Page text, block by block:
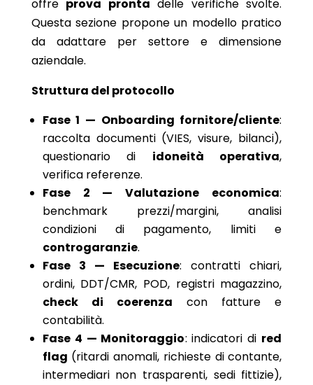
offre prova pronta delle verifiche svolte.
Questa sezione propone un modello pratico
da adattare per settore e dimensione
aziendale.
Struttura del protocollo
Fase 1 — Onboarding fornitore/cliente:
raccolta documenti (VIES, visure, bilanci),
questionario di idoneità operativa,
verifica referenze.
Fase 2 — Valutazione economica:
benchmark prezzi/margini, analisi
condizioni di pagamento, limiti e
controgaranzie.
Fase 3 — Esecuzione: contratti chiari,
ordini, DDT/CMR, POD, registri magazzino,
check di coerenza con fatture e
contabilità.
Fase 4 — Monitoraggio: indicatori di red
flag (ritardi anomali, richieste di contante,
intermediari non trasparenti, sedi fittizie),